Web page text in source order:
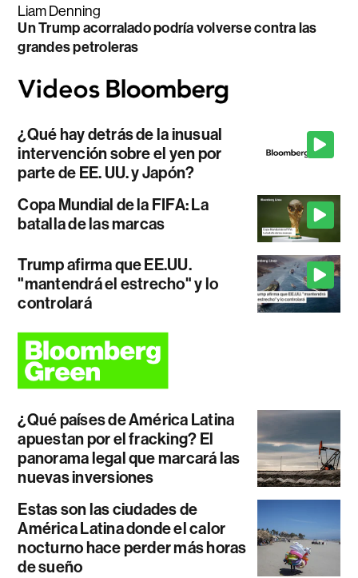
Liam Denning
Un Trump acorralado podría volverse contra las
grandes petroleras
¿Qué hay detrás de la inusual
intervención sobre el yen por
parte de EE. UU. y Japón?
Copa Mundial de la FIFA: La
batalla de las marcas
Trump afirma que EE.UU.
"mantendrá el estrecho" y lo
controlará
¿Qué países de América Latina
apuestan por el fracking? El
panorama legal que marcará las
nuevas inversiones
Estas son las ciudades de
América Latina donde el calor
nocturno hace perder más horas
de sueño